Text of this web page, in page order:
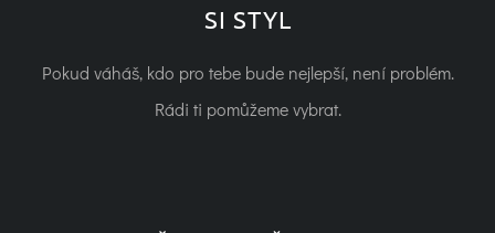
SI STYL
Pokud váháš, kdo pro tebe bude nejlepší, není problém.
Rádi ti pomůžeme vybrat.